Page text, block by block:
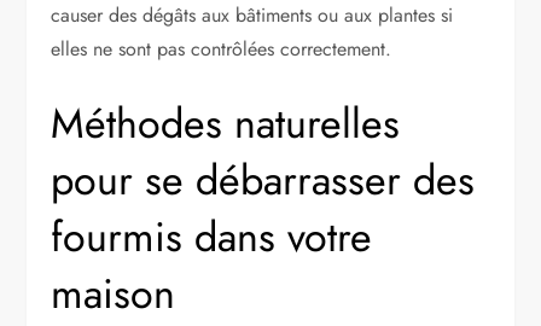
causer des dégâts aux bâtiments ou aux plantes si
elles ne sont pas contrôlées correctement.
Méthodes naturelles
pour se débarrasser des
fourmis dans votre
maison